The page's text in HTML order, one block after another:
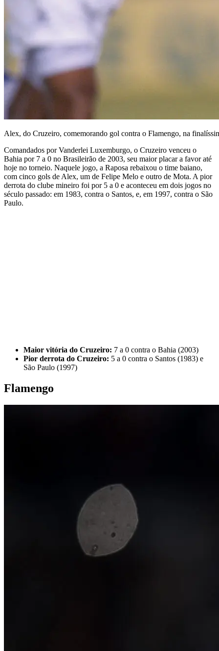
Alex, do Cruzeiro, comemorando gol contra o Flamengo, na
Comandados por Vanderlei Luxemburgo, o Cruzeiro venceu o
Bahia por 7 a 0 no Brasileirão de 2003, seu maior placar a favor até
hoje no torneio. Naquele jogo, a Raposa rebaixou o time baiano,
com cinco gols de Alex, um de Felipe Melo e outro de Mota. A pior
derrota do clube mineiro foi por 5 a 0 e aconteceu em dois jogos no
século passado: em 1983, contra o Santos, e, em 1997, contra o São
Paulo.
Maior vitória do Cruzeiro: 7 a 0 contra o Bahia (2003)
Pior derrota do Cruzeiro: 5 a 0 contra o Santos (1983) e
São Paulo (1997)
Flamengo